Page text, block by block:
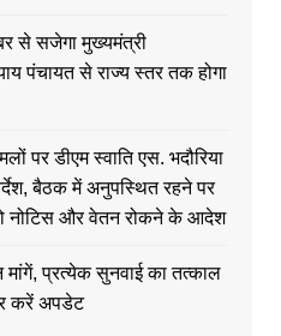
से सजेगा मुख्यमंत्री
पंचायत से राज्य स्तर तक होगा
पर डीएम स्वाति एस. भदौरिया
बैठक में अनुपस्थित रहने पर
नोटिस और वेतन रोकने के आदेश
प्रत्येक सुनवाई का तत्काल
करें अपडेट